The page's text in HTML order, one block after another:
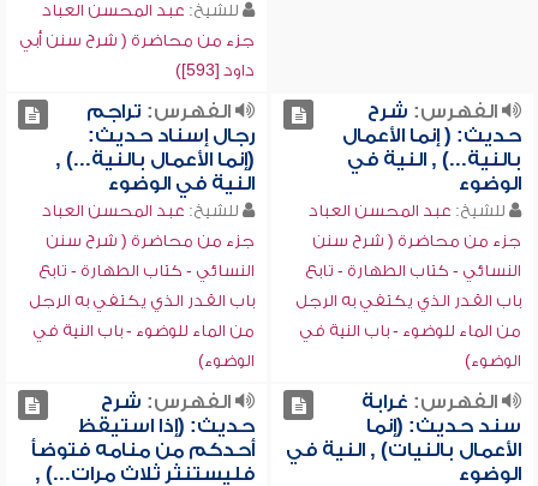
للشيخ: عبد المحسن العباد
جزء من محاضرة ( شرح سنن أبي
داود [593])
الفهرس: شرح
حديث: ( إنما الأعمال
بالنية...) , النية في
الوضوء
للشيخ: عبد المحسن العباد
جزء من محاضرة ( شرح سنن
النسائي - كتاب الطهارة - تابع
باب القدر الذي يكتفي به الرجل
من الماء للوضوء - باب النية في
الوضوء)
الفهرس: تراجم
رجال إسناد حديث:
(إنما الأعمال بالنية...) ,
النية في الوضوء
للشيخ: عبد المحسن العباد
جزء من محاضرة ( شرح سنن
النسائي - كتاب الطهارة - تابع
باب القدر الذي يكتفي به الرجل
من الماء للوضوء - باب النية في
الوضوء)
الفهرس: غرابة
سند حديث: (إنما
الأعمال بالنيات) , النية في
الوضوء
الفهرس: شرح
حديث: (إذا استيقظ
أحدكم من منامه فتوضأ
فليستنثر ثلاث مرات...) ,